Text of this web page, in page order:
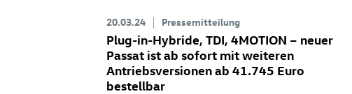
20.03.24 Pressemitteilung
Plug-in-Hybride, TDI, 4MOTION – neuer
Passat ist ab sofort mit weiteren
Antriebsversionen ab 41.745 Euro
bestellbar